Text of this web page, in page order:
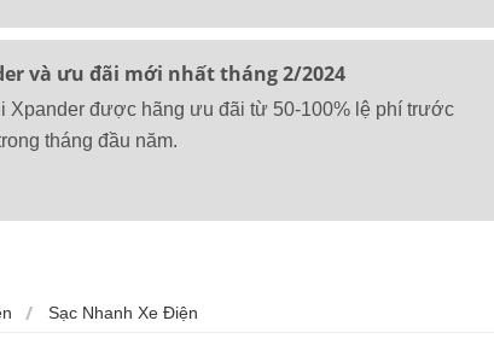
và ưu đãi mới nhất tháng 2/2024
Xpander được hãng ưu đãi từ 50-100% lệ phí trước
tháng đầu năm.
Sạc Nhanh Xe Điện